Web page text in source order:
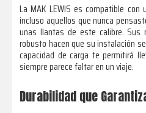
La MAK LEWIS es compatible
incluso aquellos que nunca
unas llantas de este calibre.
robusto hacen que su instalación
capacidad de carga te permitirá
siempre parece faltar en un viaje.
Durabilidad que